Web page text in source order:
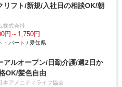
リフト/新規/入社日の相談OK/朝
株式会社
円～1,750円
・パート / 愛知県
アルオープン/日勤介護/週2日か
OK/髪色自由
本アメニティライフ協会